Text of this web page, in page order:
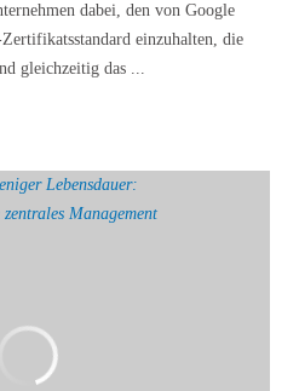
dabei, den von Google
einzuhalten, die
gleichzeitig das ...